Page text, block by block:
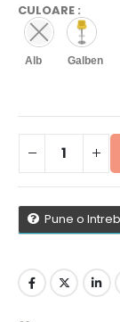
CULOARE :
Alb Galben
Pune o